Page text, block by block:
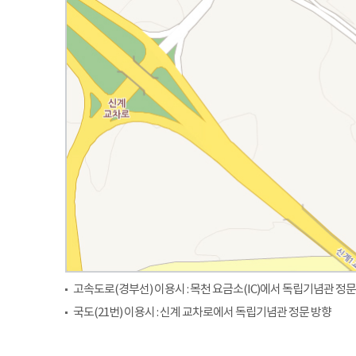
고속도로(경부선) 이용시 : 목천 요금소(IC)에서 독립기념관 정
국도(21번) 이용시 : 신계 교차로에서 독립기념관 정문 방향